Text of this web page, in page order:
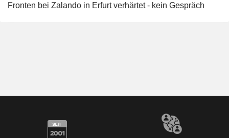
Fronten bei Zalando in Erfurt verhärtet - kein Gespräch